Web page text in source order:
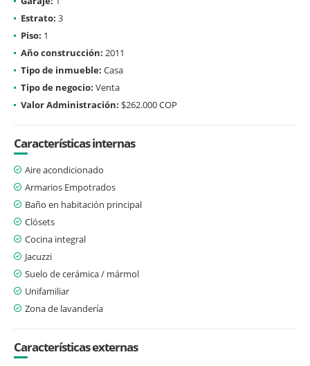
Estrato: 3
Piso: 1
Año construcción: 2011
Tipo de inmueble: Casa
Tipo de negocio: Venta
Valor Administración: $262.000 COP
Características internas
Aire acondicionado
Armarios Empotrados
Baño en habitación principal
Clósets
Cocina integral
Jacuzzi
Suelo de cerámica / mármol
Unifamiliar
Zona de lavandería
Características externas